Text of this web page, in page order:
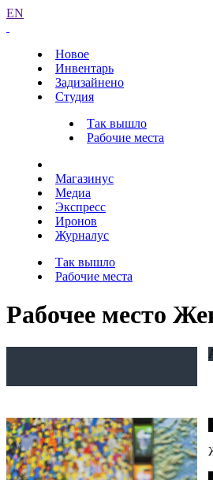
EN
Новое
Инвентарь
Задизайнено
Студия
Так вышло
Рабочие места
Магазинус
Медиа
Экспресс
Иронов
Журналус
Так вышло
Рабочие места
Рабочее место